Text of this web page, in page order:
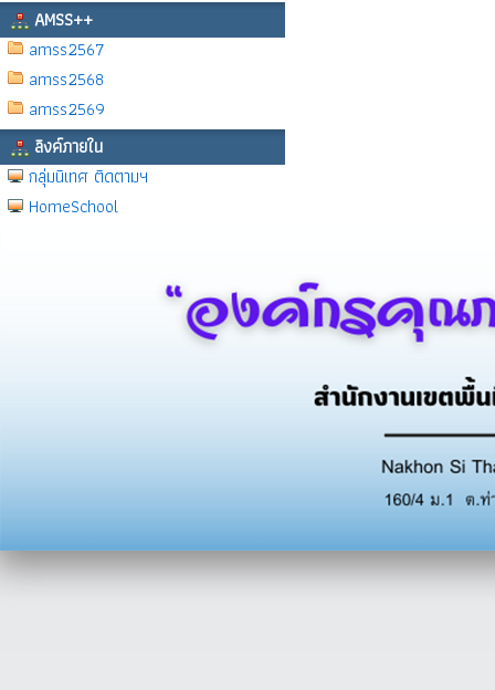
AMSS++
amss2567
amss2568
amss2569
ลิงค์ภายใน
กลุ่มนิเทศ ติดตามฯ
HomeSchool